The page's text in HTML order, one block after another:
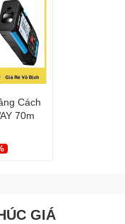
Cách
70m
GIÁ